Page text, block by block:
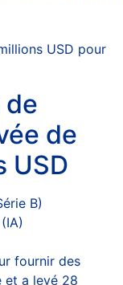
USD pour
de
de
USD
B)
fournir des
et a levé 28